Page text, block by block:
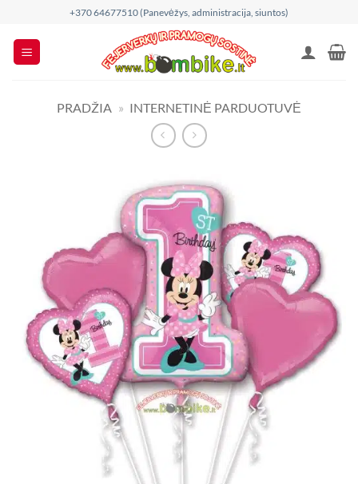
content
+370 64677510 (Panevėžys, administracija, siuntos)
PRADŽIA » INTERNETINĖ PARDUOTUVĖ